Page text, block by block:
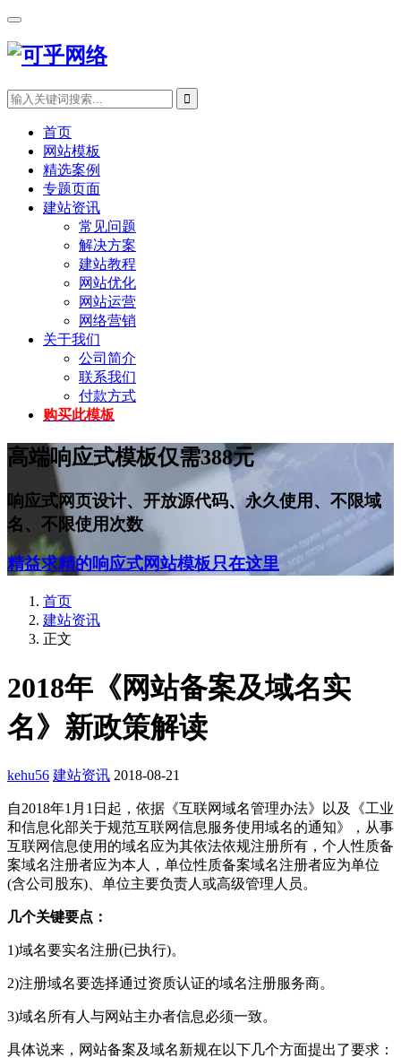
首页
网站模板
精选案例
专题页面
建站资讯
常见问题
解决方案
建站教程
网站优化
网站运营
网络营销
关于我们
公司简介
联系我们
付款方式
购买此模板
高端响应式模板仅需388元
响应式网页设计、开放源代码、永久使用、不限域
名、不限使用次数
精益求精的响应式网站模板只在这里
首页
建站资讯
正文
2018年《网站备案及域名实
名》新政策解读
kehu56 建站资讯 2018-08-21
自2018年1月1日起，依据《互联网域名管理办法》以及《工业
和信息化部关于规范互联网信息服务使用域名的通知》，从事
互联网信息使用的域名应为其依法依规注册所有，个人性质备
案域名注册者应为本人，单位性质备案域名注册者应为单位
(含公司股东)、单位主要负责人或高级管理人员。
几个关键要点：
1)域名要实名注册(已执行)。
2)注册域名要选择通过资质认证的域名注册服务商。
3)域名所有人与网站主办者信息必须一致。
具体说来，网站备案及域名新规在以下几个方面提出了要求：